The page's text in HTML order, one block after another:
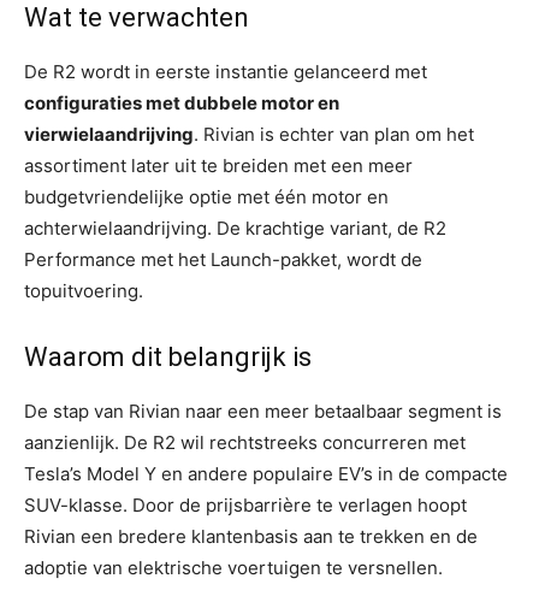
Wat te verwachten
De R2 wordt in eerste instantie gelanceerd met
configuraties met dubbele motor en
vierwielaandrijving. Rivian is echter van plan om het
assortiment later uit te breiden met een meer
budgetvriendelijke optie met één motor en
achterwielaandrijving. De krachtige variant, de R2
Performance met het Launch-pakket, wordt de
topuitvoering.
Waarom dit belangrijk is
De stap van Rivian naar een meer betaalbaar segment is
aanzienlijk. De R2 wil rechtstreeks concurreren met
Tesla’s Model Y en andere populaire EV’s in de compacte
SUV-klasse. Door de prijsbarrière te verlagen hoopt
Rivian een bredere klantenbasis aan te trekken en de
adoptie van elektrische voertuigen te versnellen.